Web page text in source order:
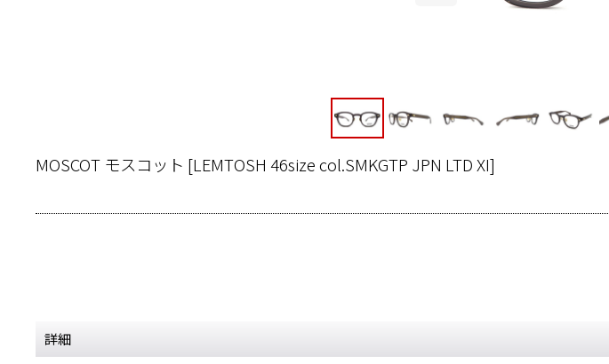
MOSCOT モスコット [LEMTOSH 46size col.SMKGTP JPN LTD XI]
詳細